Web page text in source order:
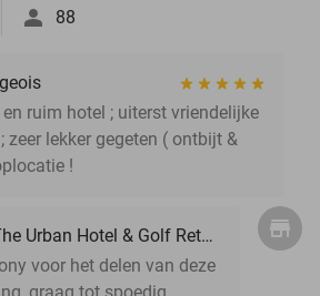
88
ruim hotel ; uiterst vriendelijke
zeer lekker gegeten ( ontbijt &
!
Stiemerheide - The Urban Hotel & Golf Retreat 4 * Superior
voor het delen van deze